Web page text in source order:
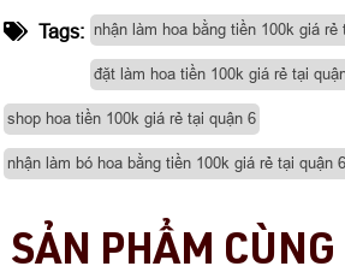
Tags: nhận làm hoa bằng tiền 100k giá rẻ
đặt làm hoa tiền 100k giá rẻ tại
shop hoa tiền 100k giá rẻ tại quận 6
nhận làm bó hoa bằng tiền 100k giá rẻ tại quận
SẢN PHẨM CÙNG